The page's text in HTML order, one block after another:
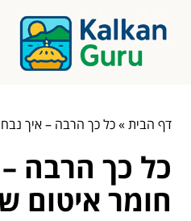
דף הבית»כל כך הרבה – איך
כל כך הרבה
חומר איטום